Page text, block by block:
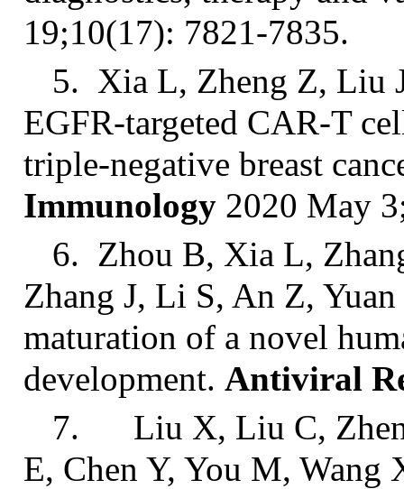
19;10(17): 7821-7835.
5. Xia L, Zheng Z, Liu
EGFR-targeted CAR-T
triple-negative breast
Immunology 2020 May
6. Zhou B, Xia L,
Zhang J, Li S, An Z,
maturation of a novel
development. Antiviral
7. Liu X, Liu C, Zheng
E, Chen Y, You M,